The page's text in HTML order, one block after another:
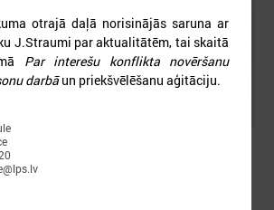
vielu ietekmē esošu bērnu
otrajā daļā norisinājās saruna ar
J.Straumi par aktualitātēm, tai skaitā
Par interešu konflikta novēršanu
darbāun priekšvēlēšanu aģitāciju.